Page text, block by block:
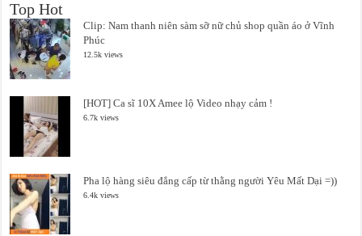
Top Hot
Clip: Nam thanh niên sàm sỡ nữ chủ shop quần áo ở Vĩnh
Phúc
12.5k views
[HOT] Ca sĩ 10X Amee lộ Video nhạy cảm !
6.7k views
Pha lộ hàng siêu đẳng cấp từ thằng người Yêu Mất Dại =))
6.4k views